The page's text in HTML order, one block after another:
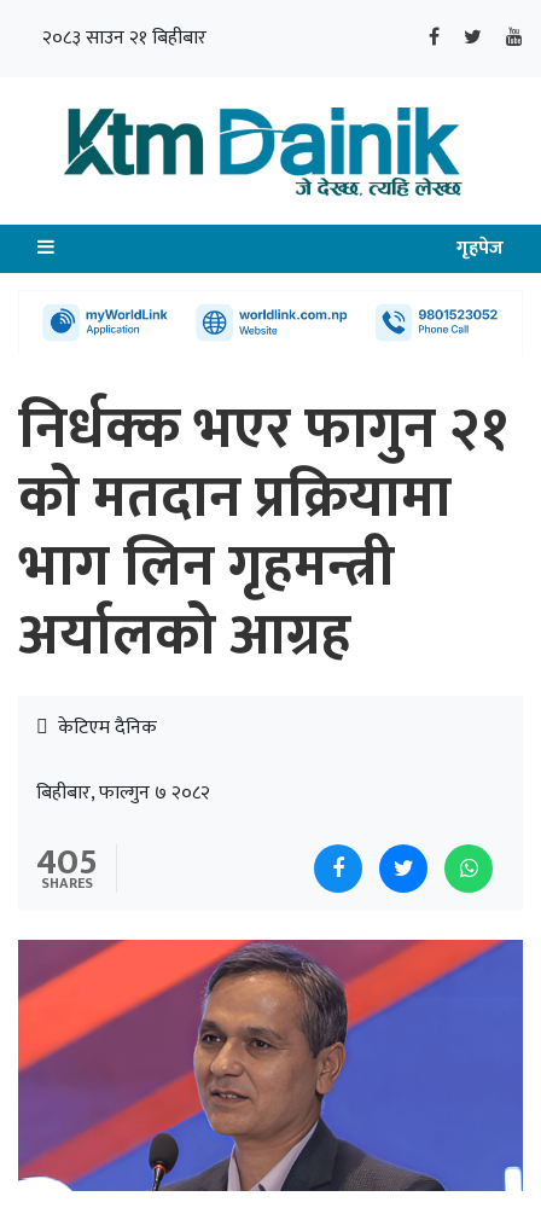
२०८३ साउन २१ बिहीबार
गृहपेज
निर्धक्क भएर फागुन २१
को मतदान प्रक्रियामा
भाग लिन गृहमन्त्री
अर्यालको आग्रह
केटिएम दैनिक
बिहीबार, फाल्गुन ७ २०८२
405
SHARES